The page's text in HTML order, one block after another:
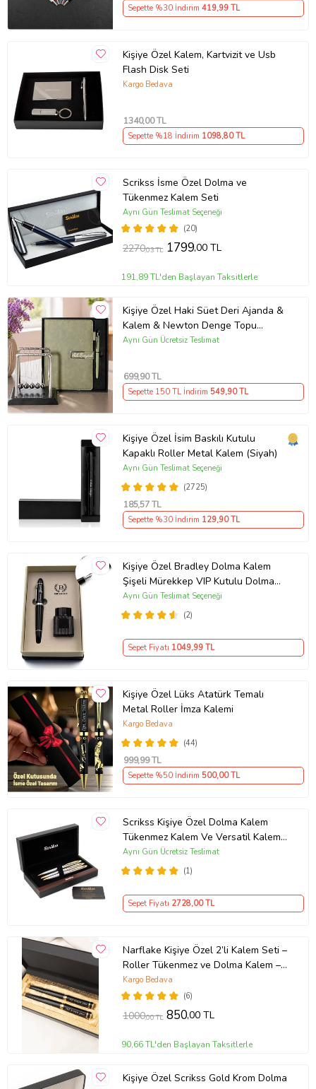
Sepette %30 İndirim 419,99 TL
Kişiye Özel Kalem, Kartvizit ve Usb
Flash Disk Seti
Kargo Bedava
1340,00 TL
Sepette %18 İndirim 1098,80 TL
Scrikss İsme Özel Dolma ve
Tükenmez Kalem Seti
(20)
Aynı Gün Teslimat Seçeneği
2270,03 TL 1799,00 TL
191,89 TL'den Başlayan Taksitlerle
Kişiye Özel Haki Süet Deri Ajanda &
Kalem & Newton Denge Topu
Premium Hediye Seti
Aynı Gün Ücretsiz Teslimat
699,90 TL
Sepette 150 TL İndirim 549,90 TL
Kişiye Özel İsim Baskılı Kutulu
Kapaklı Roller Metal Kalem (Siyah)
(2725)
Aynı Gün Teslimat Seçeneği
185,57 TL
Sepette %30 İndirim 129,90 TL
Kişiye Özel Bradley Dolma Kalem
Şişeli Mürekkep VIP Kutulu Dolma
Kalem Seti (Siyah)
(2)
Aynı Gün Teslimat Seçeneği
Sepet Fiyatı 1049,99 TL
Kişiye Özel Lüks Atatürk Temalı
Metal Roller İmza Kalemi
(44)
Kargo Bedava
999,99 TL
Sepette %50 İndirim 500,00 TL
Scrikss Kişiye Özel Dolma Kalem
Tükenmez Kalem Ve Versatil Kalem
Seti (Gümüş - Altın)
(1)
Aynı Gün Ücretsiz Teslimat
Sepet Fiyatı 2728,00 TL
Narflake Kişiye Özel 2’li Kalem Seti –
Roller Tükenmez ve Dolma Kalem –
Özel Kutulu Hediye (Siyah)
(6)
Kargo Bedava
1000,00 TL 850,00 TL
90,66 TL'den Başlayan Taksitlerle
Kişiye Özel Scrikss Gold Krom Dolma